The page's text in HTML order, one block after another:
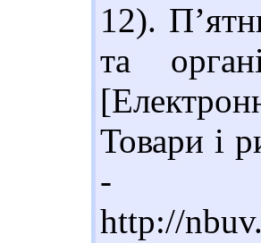
12).
та
Товари і
-
http://